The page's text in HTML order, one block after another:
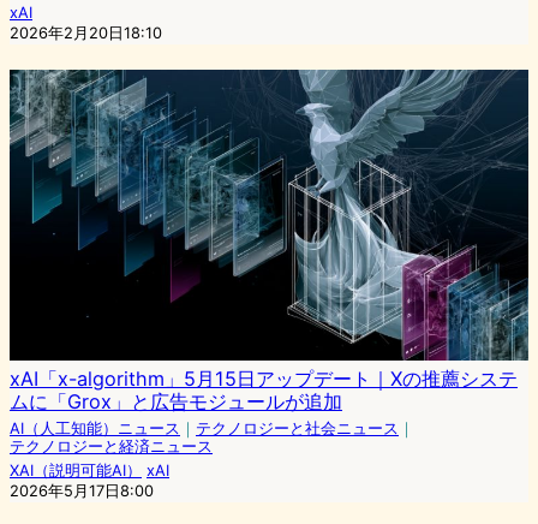
xAI
2026年2月20日18:10
xAI「x-algorithm」5月15日アップデート｜Xの推薦システ
ムに「Grox」と広告モジュールが追加
AI（人工知能）ニュース ｜ テクノロジーと社会ニュース ｜
テクノロジーと経済ニュース
XAI（説明可能AI）
xAI
2026年5月17日8:00